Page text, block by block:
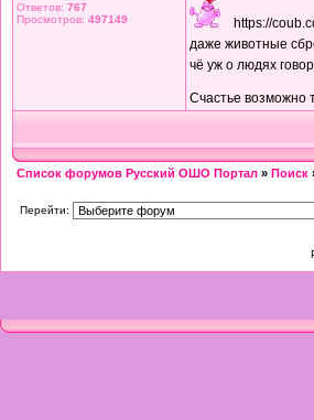
Ответов: 767
Просмотров: 497149
https://
даже животные
чё уж о людях
Счастье возможно
Список форумов Русский ОШО Портал » Поиск
Перейти: